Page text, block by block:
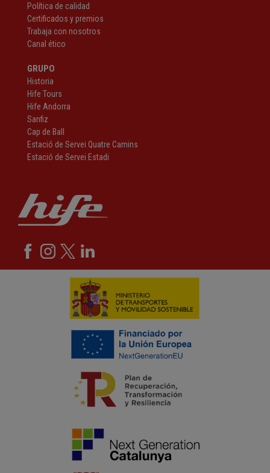
Política de calidad
Certificados y premios
Trabaja con nosotros
Canal ético
GRUPO
Historia
Hife Tours
Hife Andorra
Sanfiz
Cap de Ball
Estació de Servei Quatre Camins
Estació de Servei Estadi